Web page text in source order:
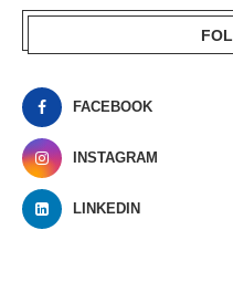
FACEBOOK
INSTAGRAM
LINKEDIN